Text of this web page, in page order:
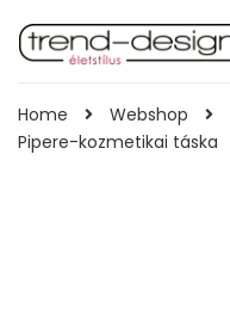
Home Webshop
Pipere-kozmetikai táska